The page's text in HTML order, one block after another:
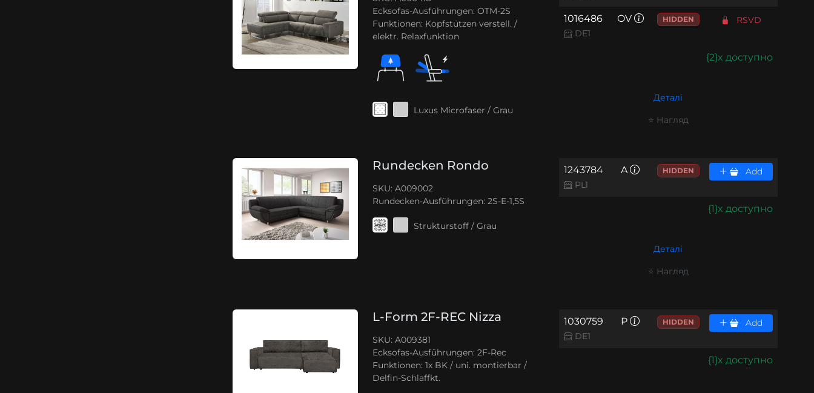
Ecksofas-Ausführungen: OTM-2S
Funktionen: Kopfstützen verstell. /
elektr. Relaxfunktion
Luxus Microfaser / Grau
1016486
DE1
OV HIDDEN RSVD
{2}x доступно
Деталі
⭐ Нагляд
Rundecken Rondo
SKU: A009002
Rundecken-Ausführungen: 2S-E-1,5S
Strukturstoff / Grau
1243784
PL1
A HIDDEN Add
{1}x доступно
Деталі
⭐ Нагляд
L-Form 2F-REC Nizza
SKU: A009381
Ecksofas-Ausführungen: 2F-Rec
Funktionen: 1x BK / uni. montierbar /
Delfin-Schlaffkt.
1030759
DE1
P HIDDEN Add
{1}x доступно